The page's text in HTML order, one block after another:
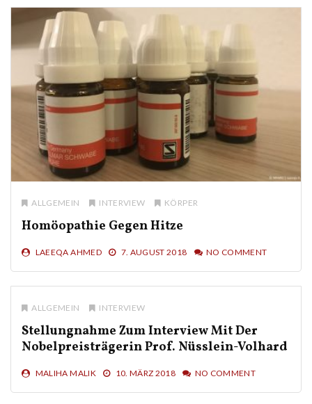
ALLGEMEIN INTERVIEW KÖRPER
Homöopathie Gegen Hitze
LAEEQA AHMED 7. AUGUST 2018 NO COMMENT
ALLGEMEIN INTERVIEW
Stellungnahme Zum Interview Mit Der
Nobelpreisträgerin Prof. Nüsslein-Volhard
MALIHA MALIK 10. MÄRZ 2018 NO COMMENT